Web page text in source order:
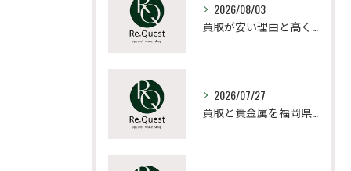
2026/08/03
2026/07/27